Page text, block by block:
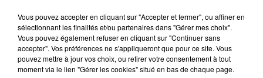
Lieu
Centre d'art contemporain Le Lait :
5 Rue de l'École Normale
Vous pouvez accepter en cliquant sur "Accepter et fermer", ou affiner en
sélectionnant les finalités et/ou partenaires dans "Gérer mes choix".
Vous pouvez également refuser en cliquant sur "Continuer sans
accepter". Vos préférences ne s'appliqueront que pour ce site. Vous
pouvez mettre à jour vos choix, ou retirer votre consentement à tout
moment via le lien "Gérer les cookies" situé en bas de chaque page.